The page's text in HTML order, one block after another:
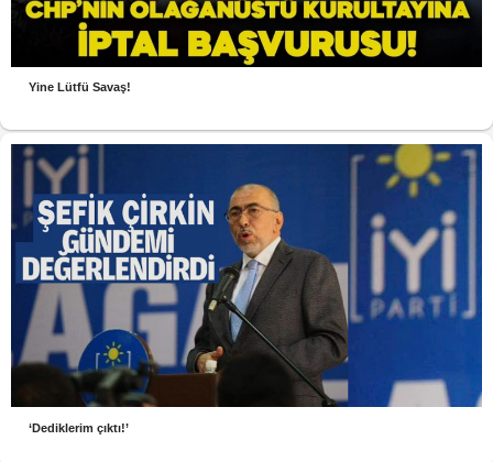
Yine Lütfü Savaş!
‘Dediklerim çıktı!’